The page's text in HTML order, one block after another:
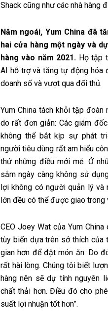
Shack cũng như các nhà hàng
Năm ngoái, Yum China đã
hai cửa hàng một ngày và
hàng vào năm 2021. Họ tập
AI hỗ trợ và tăng tự động hóa
doanh số và vượt qua đối thủ.
Yum China tách khỏi tập
do rất đơn giản: Các giám
không thể bắt kịp sự phát
người tiêu dùng rất am hiểu
thử những điều mới mẻ. Ở
sắm ngày càng không sử
lợi không có người quản lý
lớn đều có thể được giao trong
CEO Joey Wat của Yum
tùy biến dựa trên sở thích của
gian hơn để đặt món ăn. Do
rất hài lòng. Chúng tôi biết
hàng nên sẽ dự tính nguyên
chất thải hơn. Điều đó cho
suất lợi nhuận tốt hơn”.